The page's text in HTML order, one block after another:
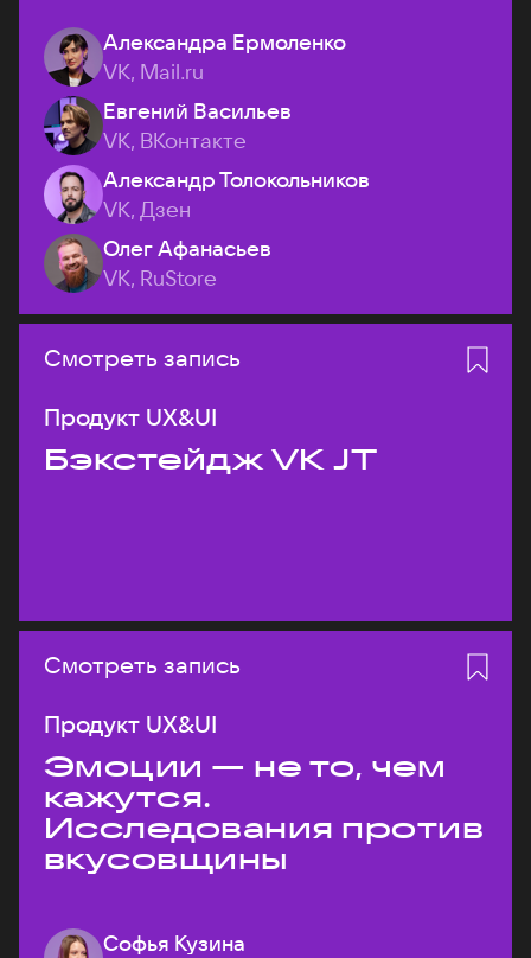
Александра Ермоленко
VK, Mail.ru
Евгений Васильев
VK, ВКонтакте
Александр Толокольников
VK, Дзен
Олег Афанасьев
VK, RuStore
Смотреть запись
Продукт UX&UI
Бэкстейдж VK JT
Смотреть запись
Продукт UX&UI
Эмоции — не то, чем
кажутся.
Исследования против
вкусовщины
Софья Кузина